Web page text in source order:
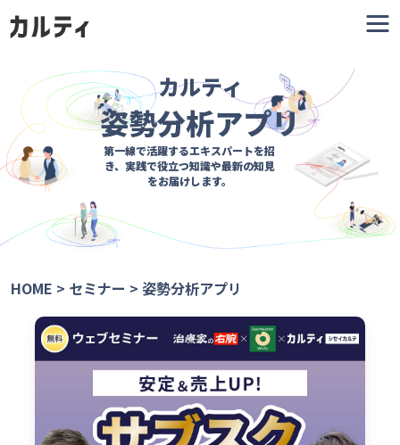
カルティ
姿勢分析アプリ
第一線で活躍するエキスパートを招
き、 実践で役立つ知識や最新の知見
をお届けします。
HOME > セミナー > 姿勢分析アプリ